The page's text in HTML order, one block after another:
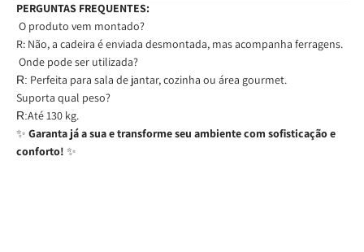
PERGUNTAS FREQUENTES:
O produto vem montado?
R: Não, a cadeira éenviada desmontada, mas acompanha ferragens.
Onde pode ser utilizada?
R: Perfeita para sala de jantar, cozinha ou área gourmet.
Suporta qual peso?
R:Até130 kg.
✨ Garanta já a sua e transforme seu ambiente com sofisticação e
conforto! ✨